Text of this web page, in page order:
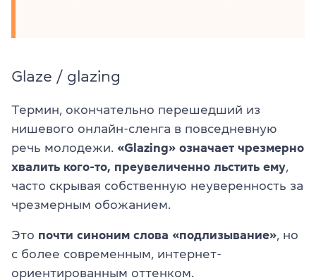
Glaze / glazing
Термин, окончательно перешедший из
нишевого онлайн-сленга в повседневную
речь молодежи. «Glazing» означает чрезмерно
хвалить кого-то, преувеличенно льстить ему,
часто скрывая собственную неуверенность за
чрезмерным обожанием.
Это почти синоним слова «подлизывание», но
с более современным, интернет-
ориентированным оттенком.